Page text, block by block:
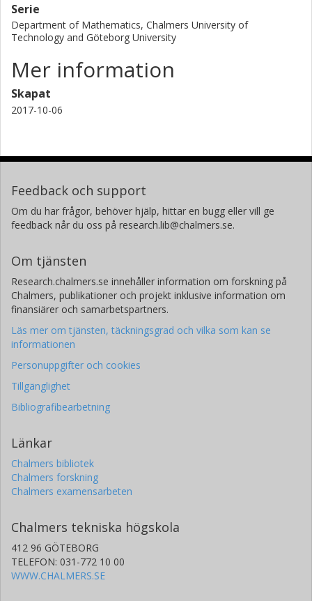
Serie
Department of Mathematics, Chalmers University of
Technology and Göteborg University
Mer information
Skapat
2017-10-06
Feedback och support
Om du har frågor, behöver hjälp, hittar en bugg eller vill ge
feedback når du oss på research.lib@chalmers.se.
Om tjänsten
Research.chalmers.se innehåller information om forskning på
Chalmers, publikationer och projekt inklusive information om
finansiärer och samarbetspartners.
Läs mer om tjänsten, täckningsgrad och vilka som kan se
informationen
Personuppgifter och cookies
Tillgänglighet
Bibliografibearbetning
Länkar
Chalmers bibliotek
Chalmers forskning
Chalmers examensarbeten
Chalmers tekniska högskola
412 96 GÖTEBORG
TELEFON: 031-772 10 00
WWW.CHALMERS.SE